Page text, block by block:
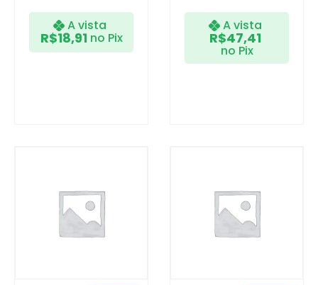
A vista
R$18,91 no Pix
A vista
R$47,41
no Pix